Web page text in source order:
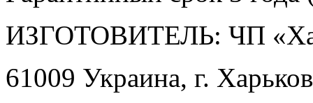
ИЗГОТОВИТЕЛЬ: ЧП
61009 Украина, г.